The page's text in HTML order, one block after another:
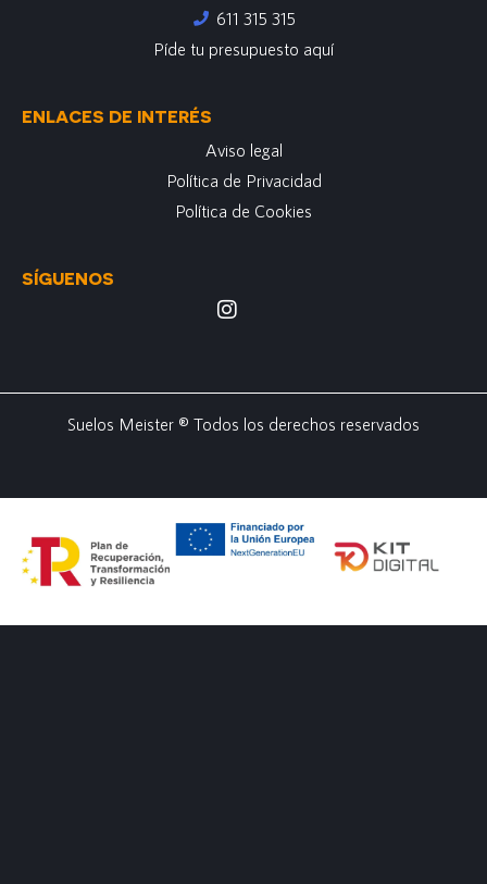
611 315 315
Píde tu presupuesto aquí
ENLACES DE INTERÉS
Aviso legal
Política de Privacidad
Política de Cookies
SÍGUENOS
Suelos Meister ® Todos los derechos reservados